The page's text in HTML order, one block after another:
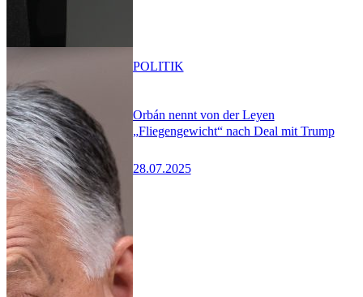
Orbán nennt von der Leyen
„Fliegengewicht“ nach Deal mit Trump
28.07.2025
POLITIK